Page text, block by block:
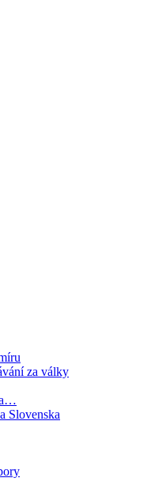
za války
Slovenska